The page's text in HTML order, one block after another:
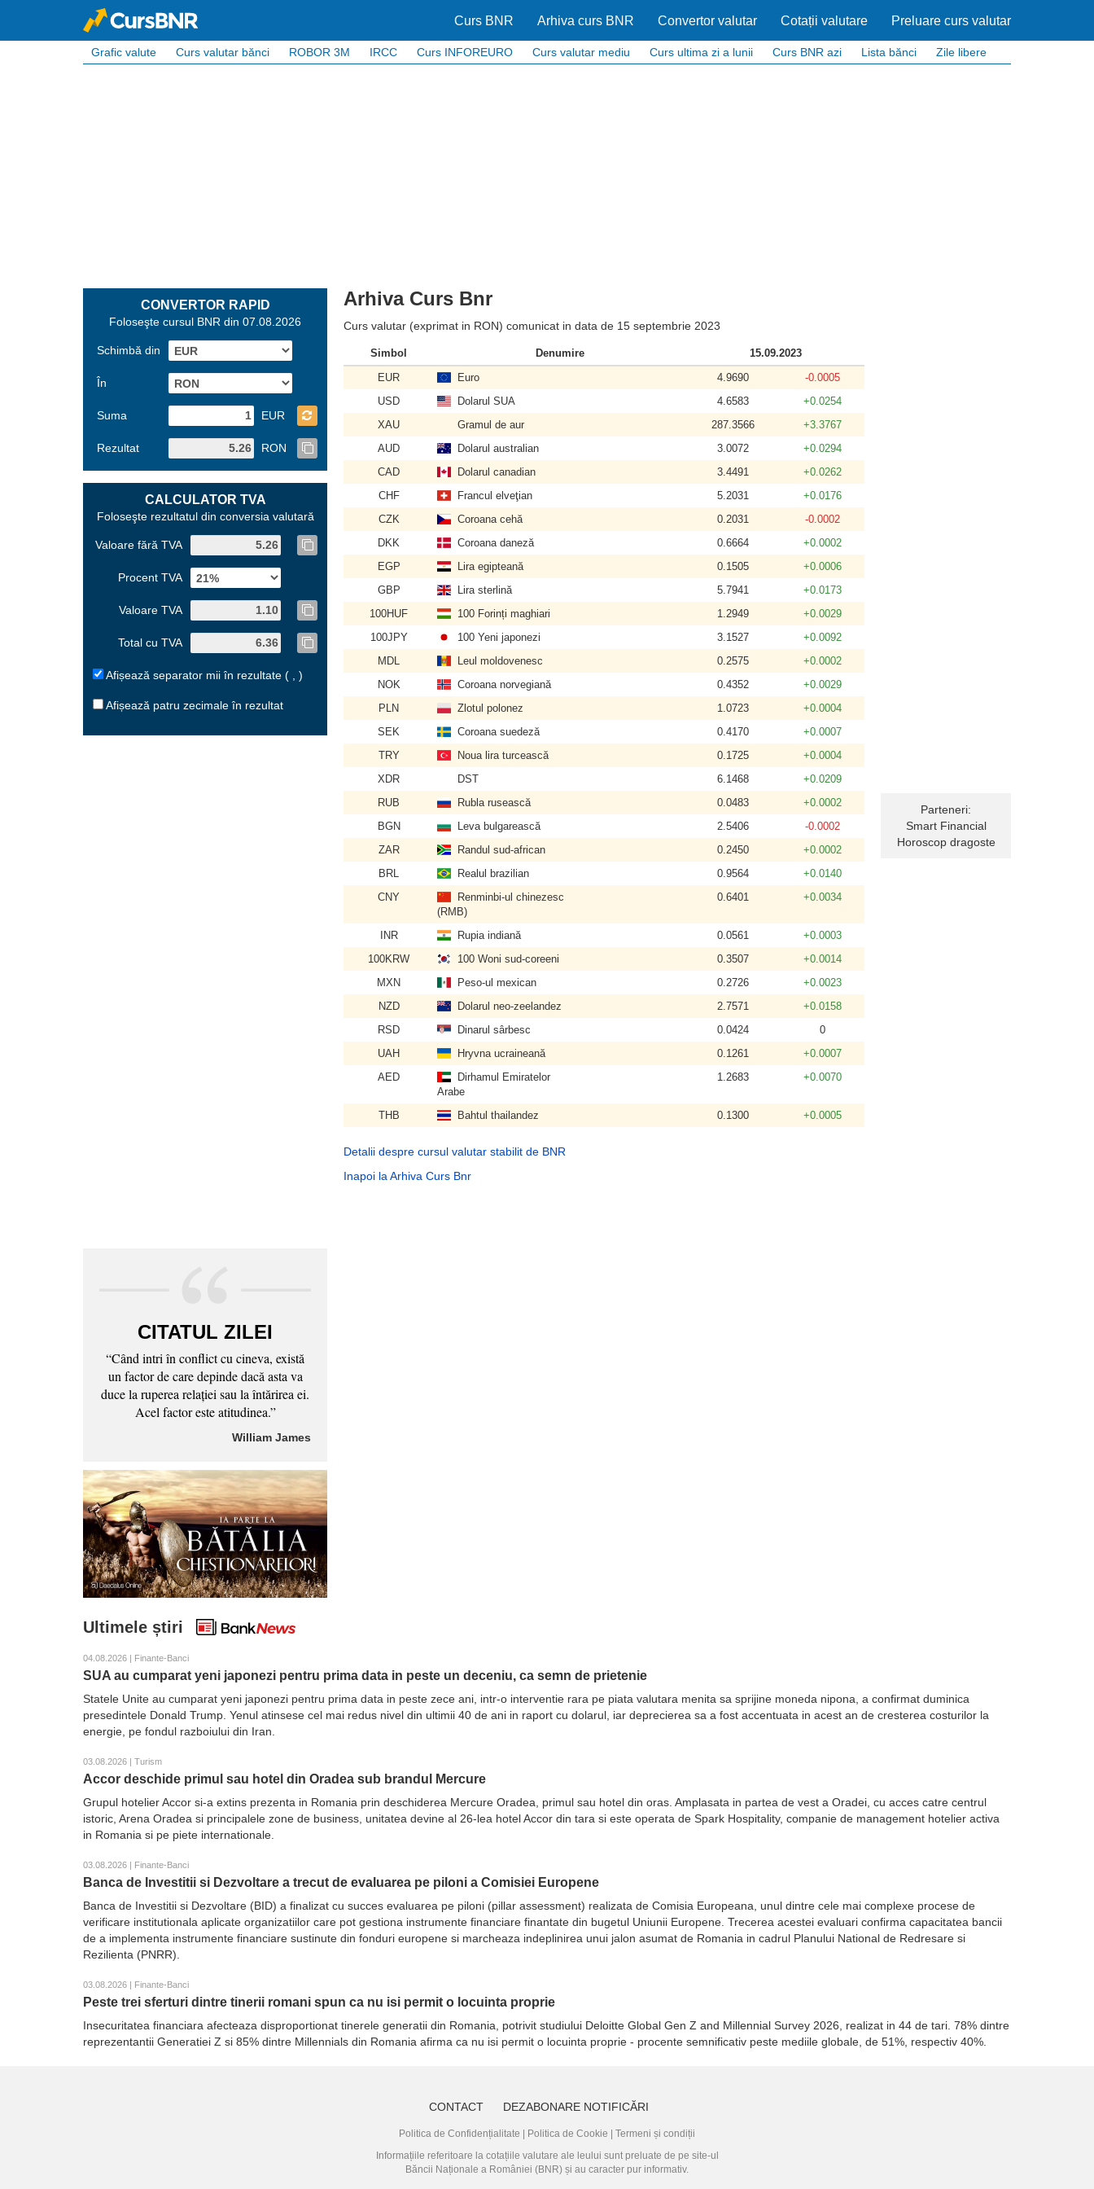
Curs BNR Arhiva curs BNR Convertor valutar Cotații valutare Preluare curs valutar
Grafic valute Curs valutar bănci ROBOR 3M IRCC Curs INFOREURO Curs valutar mediu Curs ultima zi a lunii Curs BNR azi Lista bănci Zile libere
CONVERTOR RAPID
Foloseşte cursul BNR din 07.08.2026
Schimbă din
În
Suma EUR
Rezultat RON
CALCULATOR TVA
Foloseşte rezultatul din conversia valutară
Valoare fără TVA
Procent TVA
Valoare TVA
Total cu TVA
Afișează separator mii în rezultate ( , )
Afișează patru zecimale în rezultat
CITATUL ZILEI
“Când intri în conflict cu cineva, există
un factor de care depinde dacă asta va
duce la ruperea relaţiei sau la întărirea ei.
Acel factor este atitudinea.”
William James
Arhiva Curs Bnr
Curs valutar (exprimat in RON) comunicat in data de 15 septembrie 2023
Simbol Denumire
15.09.2023
EUR
Euro 4.9690
-0.0005
USD
Dolarul SUA 4.6583
+0.0254
XAU
Gramul de aur 287.3566
+3.3767
AUD
Dolarul australian 3.0072
+0.0294
CAD
Dolarul canadian 3.4491
+0.0262
CHF
Francul elveţian 5.2031
+0.0176
CZK
Coroana cehă 0.2031
-0.0002
DKK
Coroana daneză 0.6664
+0.0002
EGP
Lira egipteană 0.1505
+0.0006
GBP
Lira sterlină 5.7941
+0.0173
100HUF
100 Forinți maghiari 1.2949
+0.0029
100JPY
100 Yeni japonezi 3.1527
+0.0092
MDL
Leul moldovenesc 0.2575
+0.0002
NOK
Coroana norvegiană 0.4352
+0.0029
PLN
Zlotul polonez 1.0723
+0.0004
SEK
Coroana suedeză 0.4170
+0.0007
TRY
Noua lira turcească 0.1725
+0.0004
XDR
DST 6.1468
+0.0209
RUB
Rubla rusească 0.0483
+0.0002
BGN
Leva bulgarească 2.5406
-0.0002
ZAR
Randul sud-african 0.2450
+0.0002
BRL
Realul brazilian 0.9564
+0.0140
CNY
Renminbi-ul chinezesc
(RMB)
0.6401 +0.0034
INR Rupia indiană 0.0561
+0.0003
100KRW
100 Woni sud-coreeni 0.3507
+0.0014
MXN
Peso-ul mexican 0.2726
+0.0023
NZD
Dolarul neo-zeelandez 2.7571
+0.0158
RSD
Dinarul sârbesc 0.0424
0
UAH
Hryvna ucraineană 0.1261
+0.0007
AED
Dirhamul Emiratelor
Arabe
1.2683 +0.0070
THB Bahtul thailandez 0.1300 +0.0005
Detalii despre cursul valutar stabilit de BNR
Inapoi la Arhiva Curs Bnr
Parteneri:
Smart Financial
Horoscop dragoste
Ultimele știri
04.08.2026 | Finante-Banci
SUA au cumparat yeni japonezi pentru prima data in peste un deceniu, ca semn de prietenie
Statele Unite au cumparat yeni japonezi pentru prima data in peste zece ani, intr-o interventie rara pe piata valutara menita sa sprijine moneda nipona, a confirmat duminica
presedintele Donald Trump. Yenul atinsese cel mai redus nivel din ultimii 40 de ani in raport cu dolarul, iar deprecierea sa a fost accentuata in acest an de cresterea costurilor la
energie, pe fondul razboiului din Iran.
03.08.2026 | Turism
Accor deschide primul sau hotel din Oradea sub brandul Mercure
Grupul hotelier Accor si-a extins prezenta in Romania prin deschiderea Mercure Oradea, primul sau hotel din oras. Amplasata in partea de vest a Oradei, cu acces catre centrul
istoric, Arena Oradea si principalele zone de business, unitatea devine al 26-lea hotel Accor din tara si este operata de Spark Hospitality, companie de management hotelier activa
in Romania si pe piete internationale.
03.08.2026 | Finante-Banci
Banca de Investitii si Dezvoltare a trecut de evaluarea pe piloni a Comisiei Europene
Banca de Investitii si Dezvoltare (BID) a finalizat cu succes evaluarea pe piloni (pillar assessment) realizata de Comisia Europeana, unul dintre cele mai complexe procese de
verificare institutionala aplicate organizatiilor care pot gestiona instrumente financiare finantate din bugetul Uniunii Europene. Trecerea acestei evaluari confirma capacitatea bancii
de a implementa instrumente financiare sustinute din fonduri europene si marcheaza indeplinirea unui jalon asumat de Romania in cadrul Planului National de Redresare si
Rezilienta (PNRR).
03.08.2026 | Finante-Banci
Peste trei sferturi dintre tinerii romani spun ca nu isi permit o locuinta proprie
Insecuritatea financiara afecteaza disproportionat tinerele generatii din Romania, potrivit studiului Deloitte Global Gen Z and Millennial Survey 2026, realizat in 44 de tari. 78% dintre
reprezentantii Generatiei Z si 85% dintre Millennials din Romania afirma ca nu isi permit o locuinta proprie - procente semnificativ peste mediile globale, de 51%, respectiv 40%.
CONTACT DEZABONARE NOTIFICĂRI
Politica de Confidențialitate Politica de Cookie
Termeni și condiții
Informațiile referitoare la cotațiile valutare ale leului sunt preluate de pe site-ul
Băncii Naționale a României (BNR) și au caracter pur informativ.